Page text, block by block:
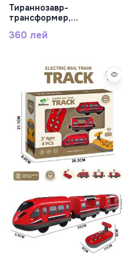
Тираннозавр-
трансформер,
самостоятельно на
360 лей